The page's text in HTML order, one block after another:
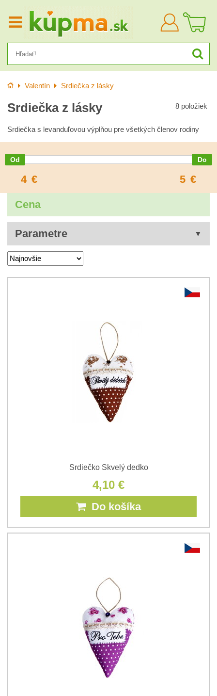
Prihlásiť
sa
Úvod Valentín Srdiečka z lásky
Srdiečka z lásky 8 položiek
Srdiečka s levanduľovou výplňou pre všetkých členov rodiny
4 € 5 €
Cena
Parametre
Srdiečko Skvelý dedko
4,10 €
Do košíka